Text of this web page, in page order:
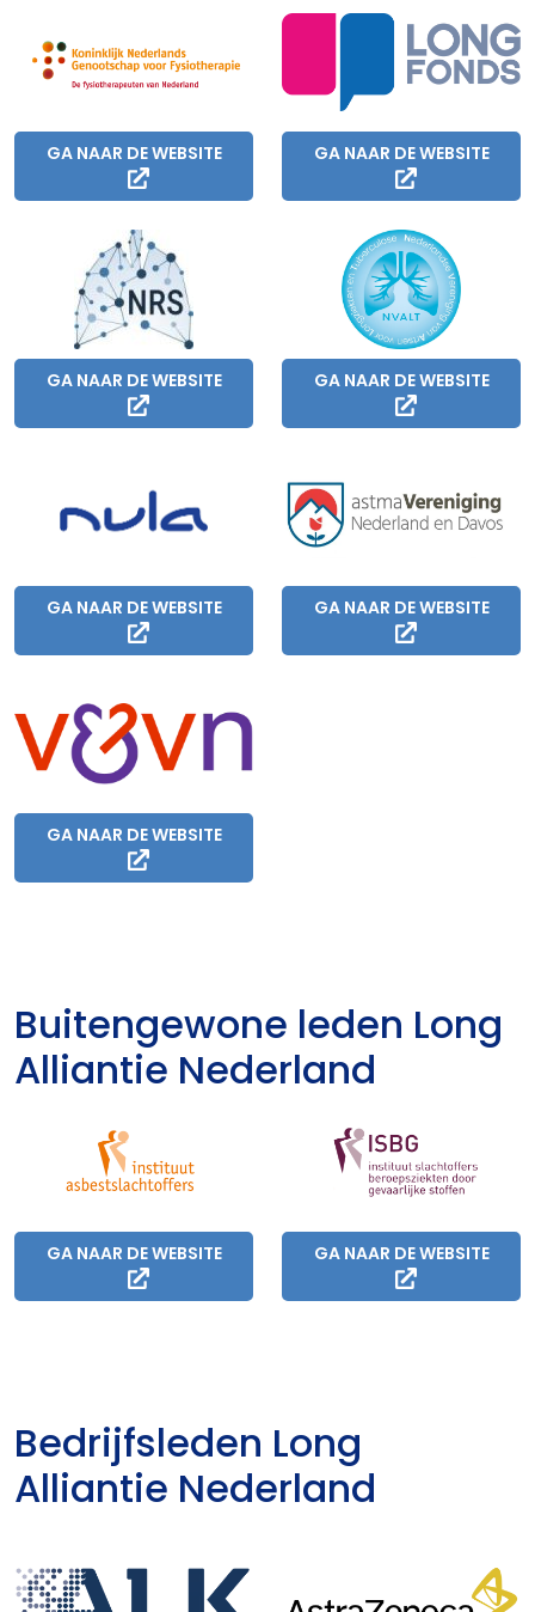
GA NAAR DE WEBSITE GA NAAR DE WEBSITE
GA NAAR DE WEBSITE GA NAAR DE WEBSITE
GA NAAR DE WEBSITE GA NAAR DE WEBSITE
GA NAAR DE WEBSITE
Buitengewone leden Long
Alliantie Nederland
GA NAAR DE WEBSITE GA NAAR DE WEBSITE
Bedrijfsleden Long
Alliantie Nederland